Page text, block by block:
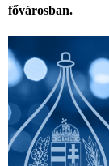
fővárosban.